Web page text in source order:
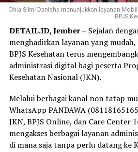
mengurus kepesertaan JKN. Selagi
melalui Program REHAB 3.0,
ini untuk melunasi tunggakan secara
kepesertaan JKN yang tetap aktif,
merasa lebih tenang karena
sudah siap digunakan kapan pun
pelayanan kesehatan tanpa
pasien yang dapat memperoleh
pengobatan, hingga rujukan sesuai
menjadi peserta JKN. Pengalaman
semakin yakin bahwa Program JKN
yang sangat besar, terutama dalam
masyarakat tetap dapat mengakses
tanpa terkendala biaya,” ujar Linda.
Selain sebagai tenaga kesehatan,
langsung manfaat Program JKN
keluarganya.
Dhia Silmi Danisha menunjukkan layanan
BPJS
DETAIL.ID, Jember– Sejalan
menghadirkan layanan yang
BPJS Kesehatan terus
administrasi digital bagi peserta
Kesehatan Nasional (JKN).
Melalui berbagai kanal non tatap
WhatsApp PANDAWA
JKN, BPJS Online, dan Care Center
mengakses berbagai layanan
di mana saja tanpa perlu datang ke